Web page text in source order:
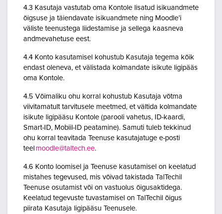
4.3 Kasutaja vastutab oma Kontole lisatud isikuandmete
õigsuse ja täiendavate isikuandmete ning Moodle’i
väliste teenustega liidestamise ja sellega kaasneva
andmevahetuse eest.
4.4 Konto kasutamisel kohustub Kasutaja tegema kõik
endast oleneva, et välistada kolmandate isikute ligipääs
oma Kontole.
4.5 Võimaliku ohu korral kohustub Kasutaja võtma
viivitamatult tarvitusele meetmed, et vältida kolmandate
isikute ligipääsu Kontole (parooli vahetus, ID-kaardi,
Smart-ID, Mobiil-ID peatamine). Samuti tuleb tekkinud
ohu korral teavitada Teenuse kasutajatuge e-posti
teel moodle@taltech.ee.
4.6 Konto loomisel ja Teenuse kasutamisel on keelatud
mistahes tegevused, mis võivad takistada TalTechil
Teenuse osutamist või on vastuolus õigusaktidega.
Keelatud tegevuste tuvastamisel on TalTechil õigus
piirata Kasutaja ligipääsu Teenusele.